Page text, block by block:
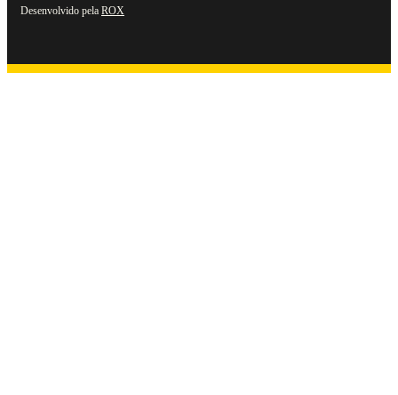
Desenvolvido pela ROX